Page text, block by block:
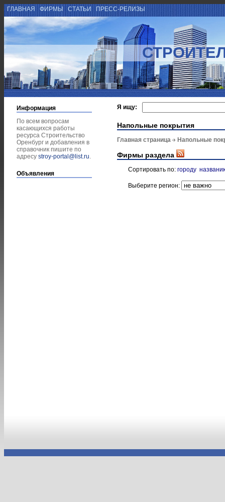
ГЛАВНАЯ ФИРМЫ СТАТЬИ ПРЕСС-РЕЛИЗЫ
Информация
По всем вопросам
касающихся работы
ресурса Строительство
Оренбург и добавления в
справочник пишите по
адресу stroy-portal@list.ru.
Объявления
Я ищу:
Напольные покрытия
Главная страница Напольные
Фирмы раздела
Сортировать по: городу
Выберите регион: